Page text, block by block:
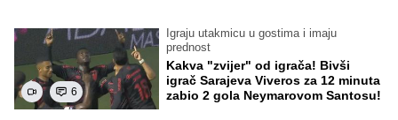
6
Igraju utakmicu u gostima i imaju
prednost
Kakva "zvijer" od igrača! Bivši
igrač Sarajeva Viveros za 12 minuta
zabio 2 gola Neymarovom Santosu!